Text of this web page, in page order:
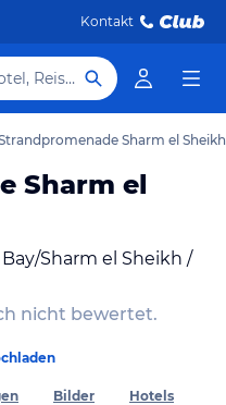
Kontakt
Hotel, Reiseziel
Sharm el Sheikh
Sharm el
Sharm el Sheikh /
nicht bewertet.
Bilder Hotels